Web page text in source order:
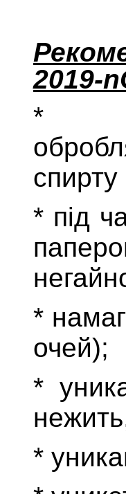
2019-
*
* під
*
очей);
*
*